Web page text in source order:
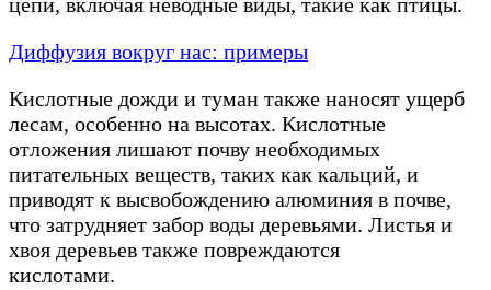
Диффузия вокруг нас: примеры
Кислотные дожди и туман также наносят ущерб
лесам, особенно на высотах. Кислотные
отложения лишают почву необходимых
питательных веществ, таких как кальций, и
приводят к высвобождению алюминия в почве,
что затрудняет забор воды деревьями. Листья и
хвоя деревьев также повреждаются
кислотами.